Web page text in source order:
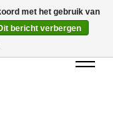
met het gebruik van
bericht verbergen